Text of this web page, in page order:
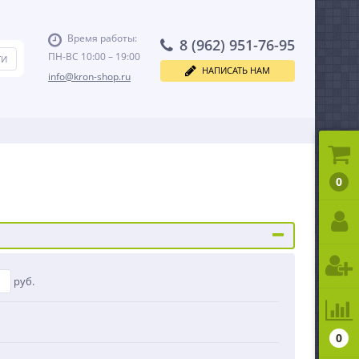
Время работы:
ПН-ВС 10:00 – 19:00
info@kron-shop.ru
8 (962) 951-76-95
НАПИСАТЬ НАМ
руб.
0
0